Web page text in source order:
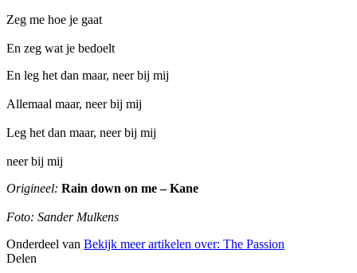
Zeg me hoe je gaat
En zeg wat je bedoelt
En leg het dan maar, neer bij mij
Allemaal maar, neer bij mij
Leg het dan maar, neer bij mij
neer bij mij
Origineel: Rain down on me – Kane
Foto: Sander Mulkens
Onderdeel van Bekijk meer artikelen over: The Passion
Delen